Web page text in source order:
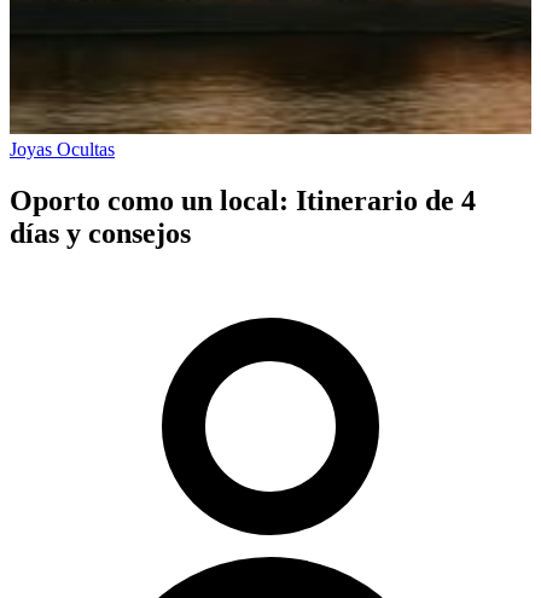
Joyas Ocultas
Oporto como un local: Itinerario de 4
días y consejos